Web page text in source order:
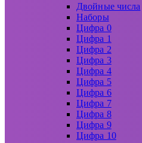
Двойные числа
Наборы
Цифра 0
Цифра 1
Цифра 2
Цифра 3
Цифра 4
Цифра 5
Цифра 6
Цифра 7
Цифра 8
Цифра 9
Цифра 10